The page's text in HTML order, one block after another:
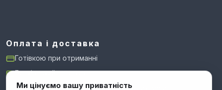
Оплата і доставка
Готівкою при отриманні
Банківський переказ
Нова Пошта: відділення, поштомат, адреса
Ми цінуємо вашу приватність